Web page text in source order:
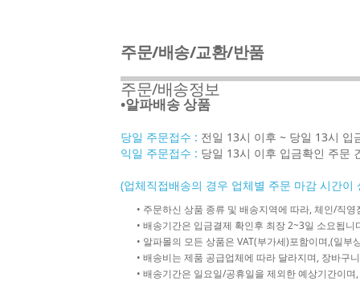
주문/배송/교환/반품
주문/배송정보
•알파배송 상품
당일 주문접수 : 전일 13시 이후 ~ 당일 13시 입
익일 주문접수 : 당일 13시 이후 입금확인 주문
(업체직접배송의 경우 업체별 주문 마감 시간이
• 주문하신 상품 종류 및 배송지역에 따라, 체인/직
• 배송기간은 입금결제 확인후 최장 2~3일 소요됩
• 알파몰의 모든 상품은 VAT(부가세)포함이며,(일
• 배송비는 제품 공급업체에 따라 달라지며, 장바구
• 배송기간은 일요일/공휴일을 제외한 예상기간이